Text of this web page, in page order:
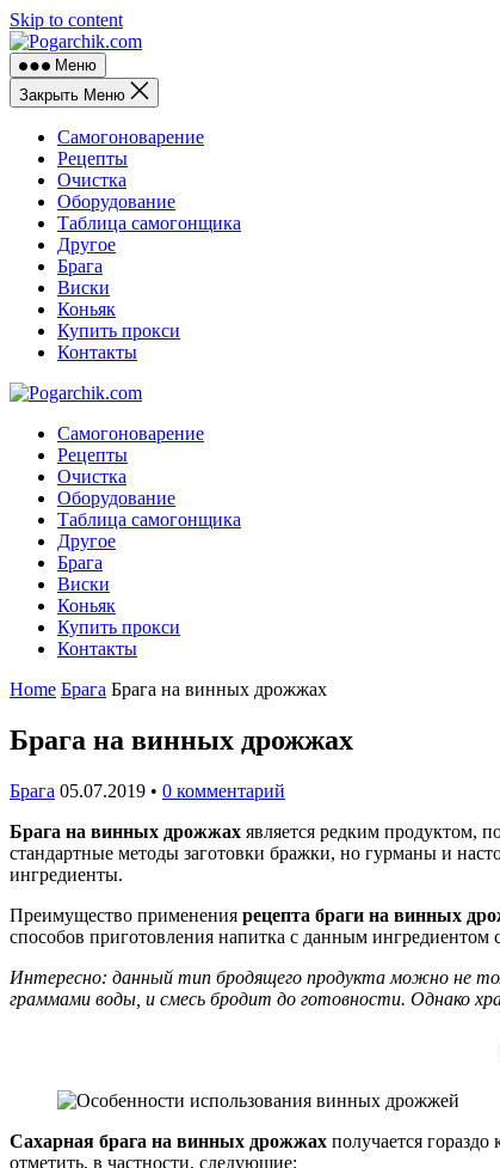
Skip to content
Меню
Закрыть Меню
Самогоноварение
Рецепты
Очистка
Оборудование
Таблица самогонщика
Другое
Брага
Виски
Коньяк
Купить прокси
Контакты
Самогоноварение
Рецепты
Очистка
Оборудование
Таблица самогонщика
Другое
Брага
Виски
Коньяк
Купить прокси
Контакты
Home Брага Брага на винных дрожжах
Брага на винных дрожжах
Брага 05.07.2019 • 0 комментарий
Брага на винных дрожжах является редким продуктом,
стандартные методы заготовки бражки, но гурманы и
ингредиенты.
Преимущество применения рецепта браги на винных
способов приготовления напитка с данным
Интересно: данный тип бродящего продукта можно не
граммами воды, и смесь бродит до готовности. Однако
Сахарная брага на винных дрожжах получается
отметить, в частности, следующие: